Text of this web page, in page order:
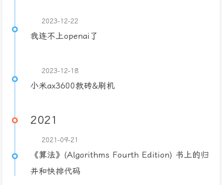
2023-12-22
我连不上openai了
2023-12-18
小米ax3600救砖&刷机
2021
2021-09-21
《算法》(Algorithms Fourth Edition) 书上的归
并和快排代码